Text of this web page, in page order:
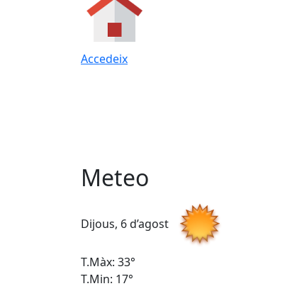
Accedeix
Meteo
Dijous, 6 d’agost
T.Màx: 33°
T.Min: 17°